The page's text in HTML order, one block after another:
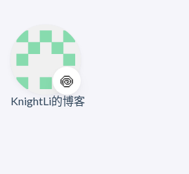
🍥
KnightLi的博客